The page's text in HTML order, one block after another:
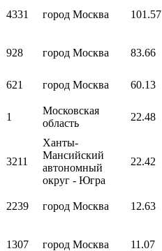
4331 город Москва 101.57
928 город Москва 83.66
621 город Москва 60.13
1
Московская
область
22.48
3211
Ханты-
Мансийский
автономный
округ - Югра
22.42
2239 город Москва 12.63
1307 город Москва 11.07